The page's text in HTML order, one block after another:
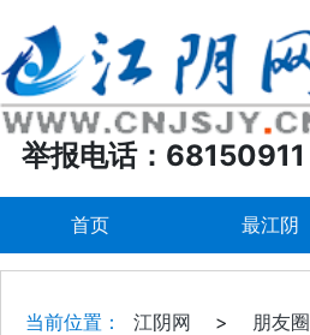
举报电话：68150911
首页 最江阴
当前位置： 江阴网 > 朋友圈